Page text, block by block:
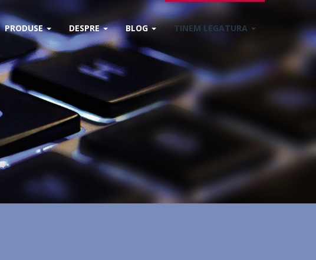
PRODUSE DESPRE BLOG TINEM LEGATURA